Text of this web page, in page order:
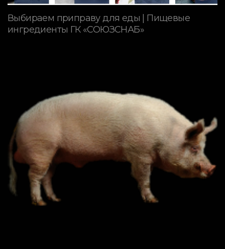
Выбираем приправу для еды | Пищевые
ингредиенты ГК «СОЮЗСНАБ»
ПОРОДЫ СВИНЕЙ
Типы свиней